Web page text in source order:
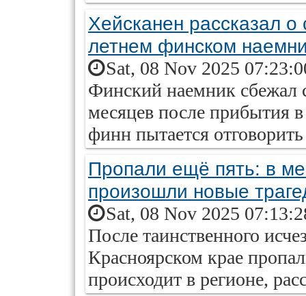
Хейсканен рассказал
летнем финском
Sat, 08 Nov 2025
Финский наемник сбежал
месяцев после прибытия
финн пытается
Пропали ещё пять: в
произошли новые
Sat, 08 Nov 2025
После таинственного
Красноярском крае
происходит в регионе,